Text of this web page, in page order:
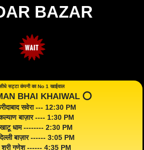
BAZAR
सट्टा कंपनी का No 1 खाईवाल
BHAI KHAIWAL ⭕️
सवेरा --- 12:30 PM
बाज़ार ---- 1:30 PM
धाम -------- 2:30 PM
बाज़ार ------ 3:05 PM
श्री गणेश ------ 4:35 PM